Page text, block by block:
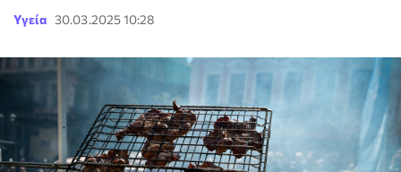
Υγεία 30.03.2025 10:28